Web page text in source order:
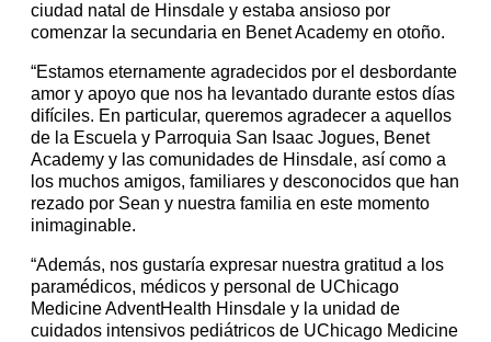
ciudad natal de Hinsdale y estaba ansioso por
comenzar la secundaria en Benet Academy en otoño.
“Estamos eternamente agradecidos por el desbordante
amor y apoyo que nos ha levantado durante estos días
difíciles. En particular, queremos agradecer a aquellos
de la Escuela y Parroquia San Isaac Jogues, Benet
Academy y las comunidades de Hinsdale, así como a
los muchos amigos, familiares y desconocidos que han
rezado por Sean y nuestra familia en este momento
inimaginable.
“Además, nos gustaría expresar nuestra gratitud a los
paramédicos, médicos y personal de UChicago
Medicine AdventHealth Hinsdale y la unidad de
cuidados intensivos pediátricos de UChicago Medicine